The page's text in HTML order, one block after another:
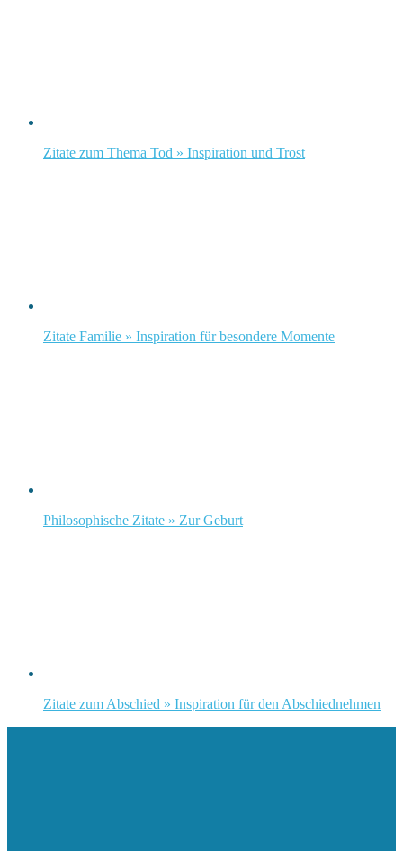
Zitate zum Thema Tod » Inspiration und Trost
Zitate Familie » Inspiration für besondere Momente
Philosophische Zitate » Zur Geburt
Zitate zum Abschied » Inspiration für den Abschiednehmen